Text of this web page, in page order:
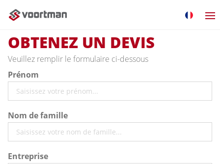
OBTENEZ UN DEVIS
Veuillez remplir le formulaire ci-dessous
Prénom
Nom de famille
Entreprise